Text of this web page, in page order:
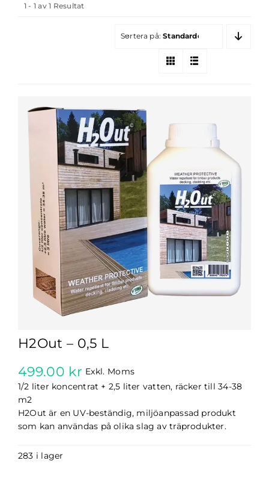
1 - 1 av 1 Resultat
Sortera på:Standardordning
H2Out – 0,5 L
499.00 kr Exkl. Moms
1/2 liter koncentrat + 2,5 liter vatten, räcker till 34-38
m2
H2Out är en UV-beständig, miljöanpassad produkt
som kan användas på olika slag av träprodukter.
283 i lager